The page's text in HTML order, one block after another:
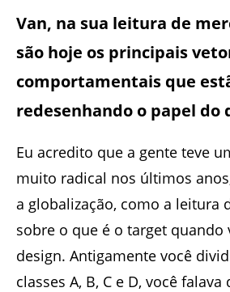
Van, na sua leitura de
são hoje os principais
comportamentais que
redesenhando o papel do
Eu acredito que a gente teve
muito radical nos últimos
a globalização, como a leitura
sobre o que é o target quando
design. Antigamente você
classes A, B, C e D, você falava